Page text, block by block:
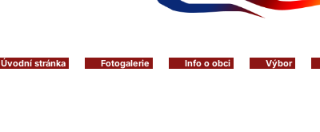
Úvodní stránka Fotogalerie Info o obci Výbor